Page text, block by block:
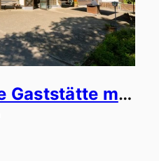
Traditionsreiche Gaststätte mit erfolgreichem Ferienvermietungsbetrieb & weiterem Ertragspotenzial